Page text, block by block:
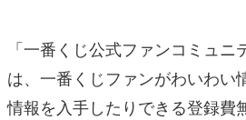
「一番くじ公式ファンコミュニ
は、一番くじファンがわいわい
情報を入手したりできる登録費